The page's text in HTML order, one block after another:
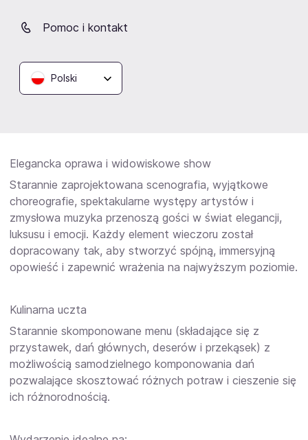
Pomoc i kontakt
Polski
Spektakularne choreografie w rytmie latino, energia
sceny i emocje płynące z muzyki porywają widzów od
są jedynie widzami – w trakcie wieczoru zostają
zaproszeni do wspólnej zabawy. Po zakończeniu
Elegancka oprawa i widowiskowe show
Starannie zaprojektowana scenografia, wyjątkowe
choreografie, spektakularne występy artystów i
zmysłowa muzyka przenoszą gości w świat elegancji,
luksusu i emocji. Każdy element wieczoru został
dopracowany tak, aby stworzyć spójną, immersyjną
opowieść i zapewnić wrażenia na najwyższym poziomie.
Kulinarna uczta
Starannie skomponowane menu (składające się z
przystawek, dań głównych, deserów i przekąsek) z
możliwością samodzielnego komponowania dań
pozwalające skosztować różnych potraw i cieszenie się
ich różnorodnością.